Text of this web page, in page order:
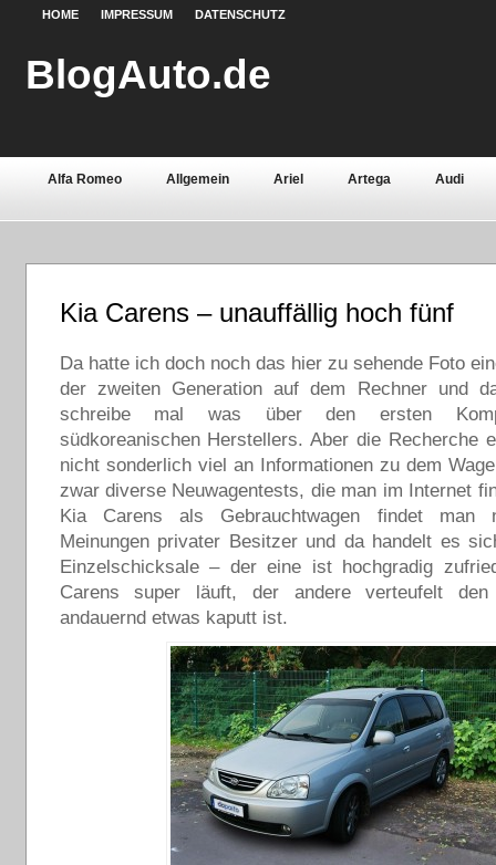
HOME IMPRESSUM DATENSCHUTZ
BlogAuto.de
Alfa Romeo Allgemein Ariel Artega Audi
Chevrolet Chrysler Citroën Continental Dacia
Lamborghini Lancia Land Rover Lotus
Oldtimer Opel Peugeot Pontiac Porsche
Skoda Smart
Kia Carens – unauffällig hoch fünf
Da hatte ich doch noch das hier zu sehende Foto
der zweiten Generation auf dem Rechner und
schreibe mal was über den ersten
südkoreanischen Herstellers. Aber die Recherche
nicht sonderlich viel an Informationen zu dem
zwar diverse Neuwagentests, die man im Internet
Kia Carens als Gebrauchtwagen findet man
Meinungen privater Besitzer und da handelt es
Einzelschicksale – der eine ist hochgradig
Carens super läuft, der andere verteufelt den
andauernd etwas kaputt ist.